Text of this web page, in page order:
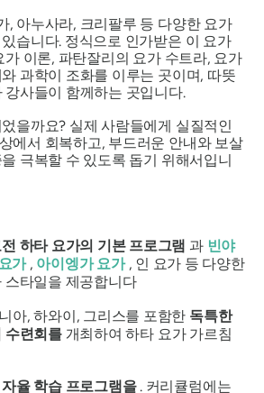
, 아누사라, 크리팔루 등 다양한 요가
습니다. 정식으로 인가받은 이 요가
가 이론, 파탄잘리의 요가 수트라, 요가
과학이 조화를 이루는 곳이며, 따뜻
강사들이 함께하는 곳입니다.
을까요? 실제 사람들에게 실질적인
에서 회복하고, 부드러운 안내와 보살
극복할 수 있도록 돕기 위해서입니
하타 요가의 기본 프로그램 과 빈야
가, 아이엥가 요가, 인 요가 등 다양한
스타일을 제공합니다
아, 하와이, 그리스를 포함한 독특한
수련회를 개최하여 하타 요가 가르침
율 학습 프로그램을. 커리큘럼에는